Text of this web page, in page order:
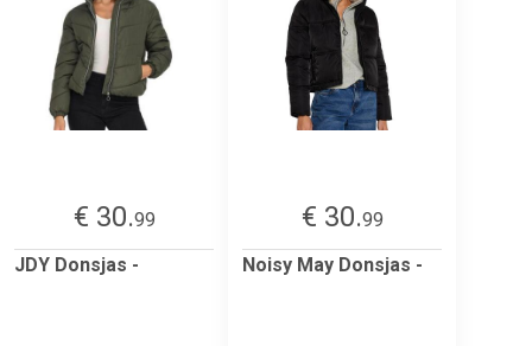
€ 30.99
JDY Donsjas -
€ 30.99
Noisy May Donsjas -